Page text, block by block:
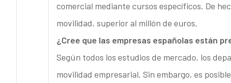
comercial mediante cursos específicos. De
movilidad, superior al millón de euros.
¿Cree que las empresas españolas están
Según todos los estudios de mercado, los
movilidad empresarial. Sin embargo, es